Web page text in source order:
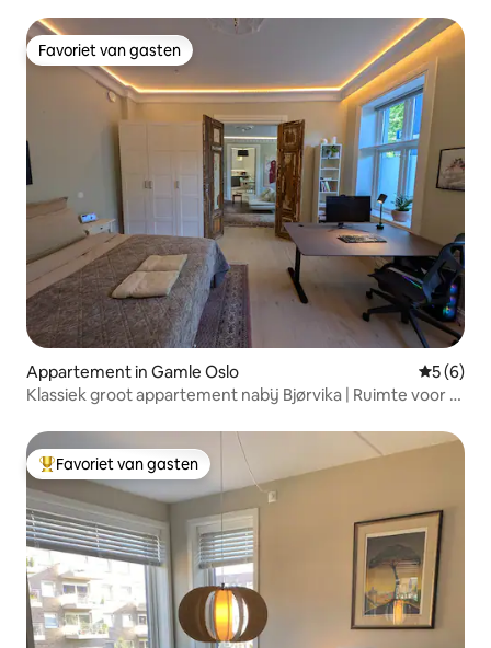
Favoriet van gasten
Favoriet van gasten
Appartement in Gamle Oslo
5 (6)
Klassiek groot appartement nabij Bjørvika | Ruimte voor 6
Topfavoriet van gasten
Favoriet van gasten